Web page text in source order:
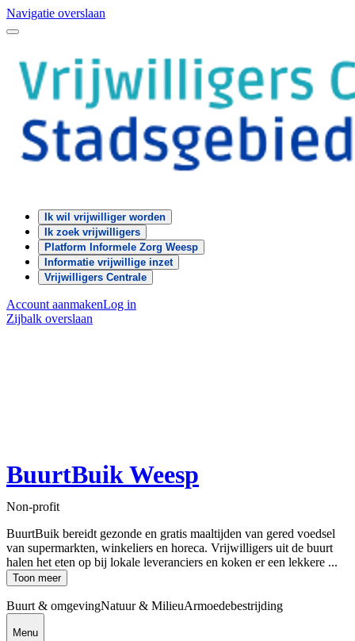
Navigatie overslaan
Ik wil vrijwilliger worden
Ik zoek vrijwilligers
Platform Informele Zorg Weesp
Informatie vrijwillige inzet
Vrijwilligers Centrale
Account aanmakenLog in
Zijbalk overslaan
BuurtBuik Weesp
Non-profit
BuurtBuik bereidt gezonde en gratis maaltijden van gered voedsel
van supermarkten, winkeliers en horeca. Vrijwilligers uit de buurt
halen het eten op bij lokale leveranciers en koken er een lekkere ...
Toon meer
Buurt & omgevingNatuur & MilieuArmoedebestrijding
Menu